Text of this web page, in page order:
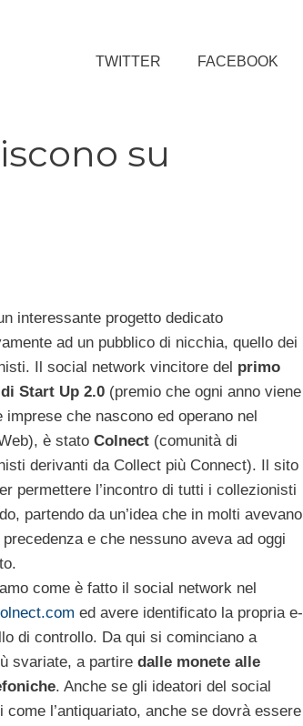
TWITTER FACEBOOK
su
interessante progetto dedicato
ad un pubblico di nicchia, quello dei
Il social network vincitore del primo
Start Up 2.0(premio che ogni anno viene
imprese che nascono ed operano nel
è stato Colnect(comunità di
derivanti da Collect più Connect). Il sito
permettere l’incontro di tutti i collezionisti
partendo da un’idea che in molti avevano
e che nessuno aveva ad oggi
come è fatto il social network nel
ed avere identificato la propria e-
di controllo. Da qui si cominciano a
svariate, a partire dalle monete alle
. Anche se gli ideatori del social
l’antiquariato, anche se dovrà essere